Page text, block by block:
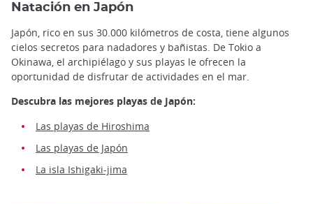
Natación en Japón
Japón, rico en sus 30.000 kilómetros de costa, tiene algunos
cielos secretos para nadadores y bañistas. De Tokio a
Okinawa, el archipiélago y sus playas le ofrecen la
oportunidad de disfrutar de actividades en el mar.
Descubra las mejores playas de Japón:
Las playas de Hiroshima
Las playas de Japón
La isla Ishigaki-jima